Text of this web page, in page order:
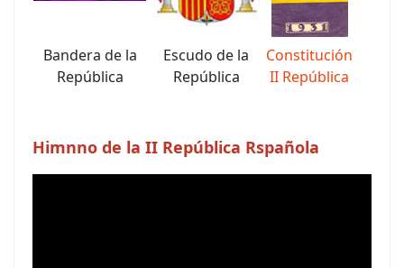
Bandera de la
República
Escudo de la
República
Constitución
II República
Himnno de la II República Rspañola